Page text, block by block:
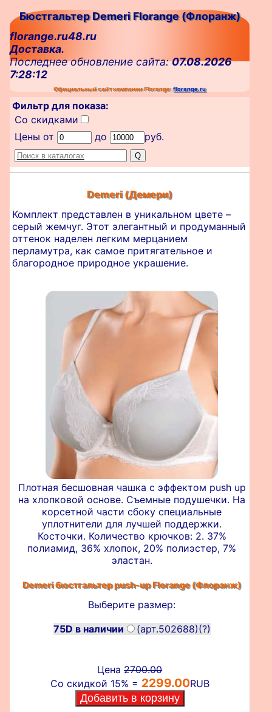
Бюстгальтер Demeri Florange (Флоранж)
florange.ru48.ru
Доставка.
Последнее обновление сайта:07.08.2026
7:28:12
Официальный сайт компании Florange:florange.ru
Фильтр для показа:
Со скидками
Цены от
до руб.
Demeri (Демери)
Комплект представлен в уникальном цвете –
серый жемчуг. Этот элегантный и продуманный
оттенок наделен легким мерцанием
перламутра, как самое притягательное и
благородное природное украшение.
Плотная бесшовная чашка с эффектом push up
на хлопковой основе. Съемные подушечки. На
корсетной части сбоку специальные
уплотнители для лучшей поддержки.
Косточки. Количество крючков: 2. 37%
полиамид, 36% хлопок, 20% полиэстер, 7%
эластан.
Demeri бюстгальтер push-upFlorange (Флоранж)
Выберите размер:
75D в наличии
(арт.502688)(?)
Цена2700.00
Со скидкой 15% = 2299.00RUB